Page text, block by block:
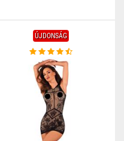
ÚJDONSÁG